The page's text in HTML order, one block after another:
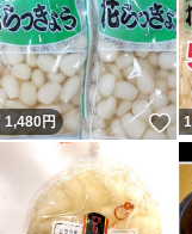
1,480円